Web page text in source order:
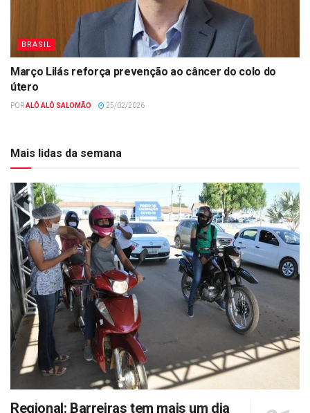
BRASIL
Março Lilás reforça prevenção ao câncer do colo do
útero
PORALÔ ALÔ SALOMÃO 25/02/2026
Mais lidas da semana
Regional: Barreiras tem mais um dia